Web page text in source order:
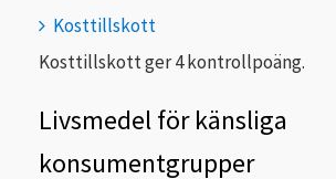
Kosttillskott
Kosttillskott ger 4 kontrollpoäng.
Livsmedel för känsliga
konsumentgrupper